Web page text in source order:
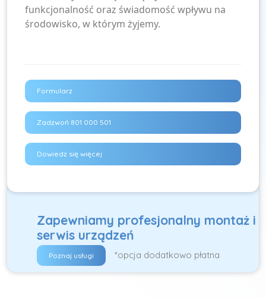
funkcjonalność oraz świadomość wpływu na
środowisko, w którym żyjemy.
Formularz
Zadzwoń 801 000 501
Dowiedz się więcej
Zapewniamy profesjonalny montaż i
serwis urządzeń
Poznaj usługi *opcja dodatkowo płatna